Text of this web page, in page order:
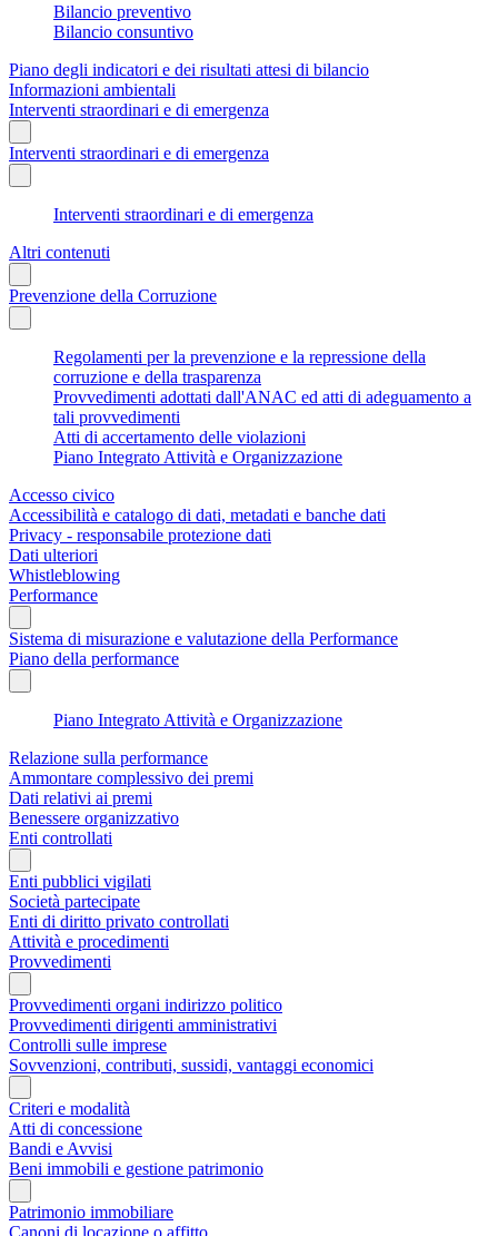
Bilancio preventivo
Bilancio consuntivo
Piano degli indicatori e dei risultati attesi di bilancio
Informazioni ambientali
Interventi straordinari e di emergenza
Interventi straordinari e di emergenza
Interventi straordinari e di emergenza
Altri contenuti
Prevenzione della Corruzione
Regolamenti per la prevenzione e la repressione della
corruzione e della trasparenza
Provvedimenti adottati dall'ANAC ed atti di adeguamento a
tali provvedimenti
Atti di accertamento delle violazioni
Piano Integrato Attività e Organizzazione
Accesso civico
Accessibilità e catalogo di dati, metadati e banche dati
Privacy - responsabile protezione dati
Dati ulteriori
Whistleblowing
Performance
Sistema di misurazione e valutazione della Performance
Piano della performance
Piano Integrato Attività e Organizzazione
Relazione sulla performance
Ammontare complessivo dei premi
Dati relativi ai premi
Benessere organizzativo
Enti controllati
Enti pubblici vigilati
Società partecipate
Enti di diritto privato controllati
Attività e procedimenti
Provvedimenti
Provvedimenti organi indirizzo politico
Provvedimenti dirigenti amministrativi
Controlli sulle imprese
Sovvenzioni, contributi, sussidi, vantaggi economici
Criteri e modalità
Atti di concessione
Bandi e Avvisi
Beni immobili e gestione patrimonio
Patrimonio immobiliare
Canoni di locazione o affitto